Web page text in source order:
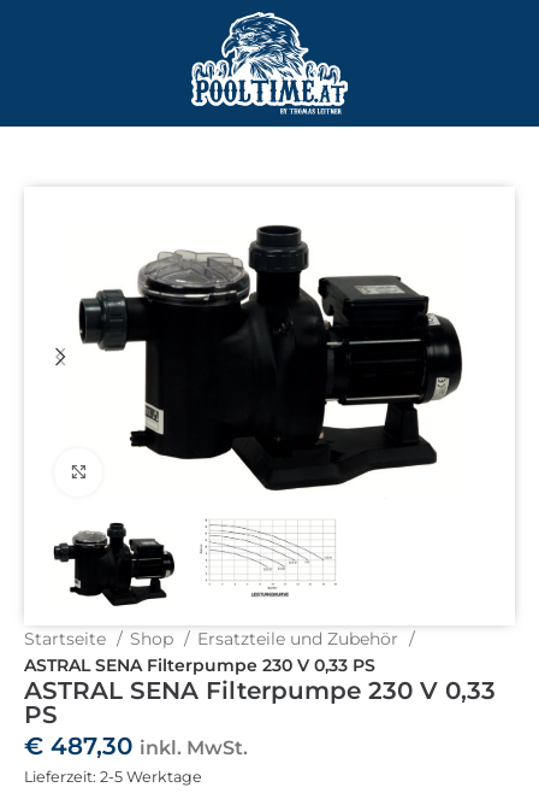
Startseite Shop
Ersatzteile und Zubehör
ASTRAL SENA Filterpumpe 230 V 0,33 PS
ASTRAL SENA Filterpumpe 230 V 0,33
PS
€ 487,30 inkl. MwSt.
Lieferzeit: 2-5 Werktage